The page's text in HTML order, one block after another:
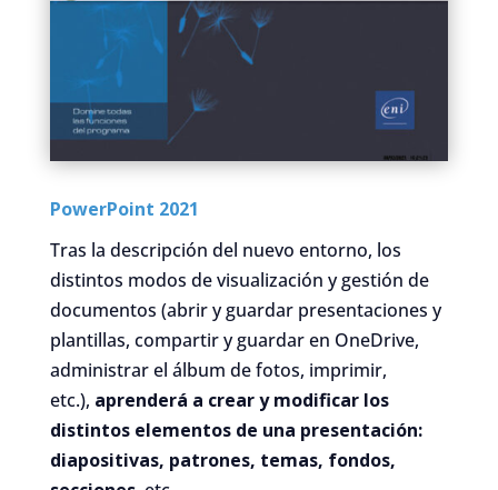
PowerPoint 2021
Tras la descripción del nuevo entorno, los
distintos modos de visualización y gestión de
documentos (abrir y guardar presentaciones y
plantillas, compartir y guardar en OneDrive,
administrar el álbum de fotos, imprimir,
etc.), aprenderá a crear y modificar los
distintos elementos de una presentación:
diapositivas, patrones, temas, fondos,